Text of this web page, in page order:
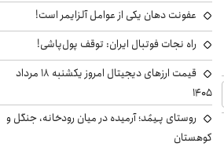
عفونت دهان یکی از عوامل آلزایمر است!
راه نجات فوتبال ایران: توقف پول‌پاشی!
قیمت ارزهای دیجیتال امروز یکشنبه ۱۸ مرداد
۱۴۰۵
روستای پـِیمُد؛ آرمیده در میان رودخانه، جنگل و
کوهستان